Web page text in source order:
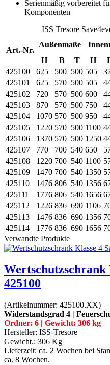
Serienmäßig vorbereitet
Komponenten
ISS Tresore
Art.-Nr.
Außenmaße
H
B T H
425100
625 500 500 505
425101
625 570 500 505
425102
720 570 500 600
425103
870 570 500 750
425104
1070 570 500 950
425105
1220 570 500 1100
425106
1370 570 500 1250
425107
770 700 540 650
425108
1220 700 540 1100
425109
1470 700 540 1350
425110
1476 806 540 1356
425111
1776 806 540 1656
425112
1226 836 690 1106
425113
1476 836 690 1356
425114
1776 836 690 1656
Verwandte Produkte
Wertschutzschrank
425100
(Artikelnummer: 425100.XX)
Widerstandsgrad 4 |
Ordner: 6 | Gewicht: 306 kg
Hersteller: ISS-Tresore
Gewicht.: 306 Kg
Lieferzeit: ca. 2 Wochen bei
ca. 8 Wochen.